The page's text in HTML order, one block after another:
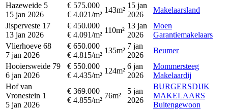
Hazeweide 5
15 jan 2026
€ 575.000
€ 4.021/m²
143m²
15 jan
2026
Makelaarsland
Jisperveste 17
13 jan 2026
€ 450.000
€ 4.091/m²
110m²
13 jan
2026
Moen
Garantiemakelaars
Vlierhoeve 68
7 jan 2026
€ 650.000
€ 4.815/m²
135m²
7 jan
2026
Beumer
Hooiersweide 79
6 jan 2026
€ 550.000
€ 4.435/m²
124m²
6 jan
2026
Mommersteeg
Makelaardij
Hof van
Vronestein 1
5 jan 2026
€ 369.000
€ 4.855/m²
76m²
5 jan
2026
BURGERSDIJK
MAKELAARS
Buitengewoon